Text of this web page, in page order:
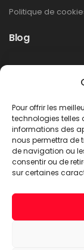
Pour offrir les
technologies telles
informations des
nous permettra de
de navigation ou
consentir ou de
sur certaines
Politique de
Blog
Non classé
LIRE PLUS